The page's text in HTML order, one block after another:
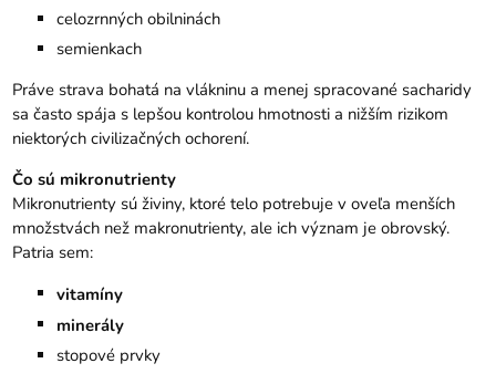
celozrnných obilninách
semienkach
Práve strava bohatá na vlákninu a menej spracované sacharidy
sa často spája s lepšou kontrolou hmotnosti a nižším rizikom
niektorých civilizačných ochorení.
Čo sú mikronutrienty
Mikronutrienty sú živiny, ktoré telo potrebuje v oveľa menších
množstvách než makronutrienty, ale ich význam je obrovský.
Patria sem:
vitamíny
minerály
stopové prvky